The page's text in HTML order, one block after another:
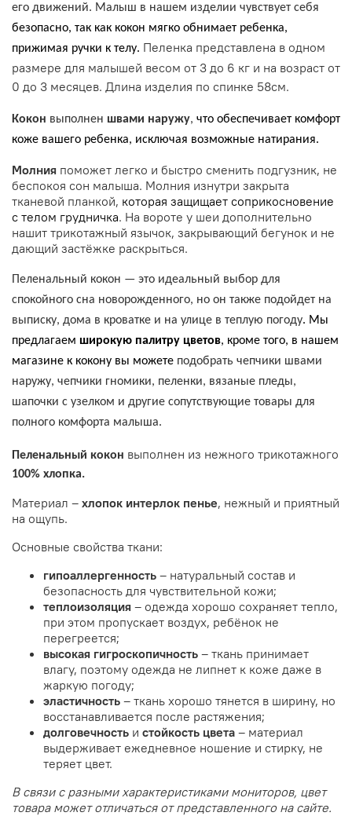
его движений. Малыш в нашем изделии чувствует себя
безопасно, так как кокон мягко обнимает ребенка,
прижимая ручки к телу. Пеленка представлена в одном
размере для малышей весом от 3 до 6 кг и на возраст от
0 до 3 месяцев. Длина изделия по спинке 58см.
Кокон выполнен швами наружу, что обеспечивает комфорт
коже вашего ребенка, исключая возможные натирания.
Молния поможет легко и быстро сменить подгузник, не
беспокоя сон малыша. Молния изнутри закрыта
тканевой планкой, которая защищает соприкосновение
с телом грудничка. На вороте у шеи дополнительно
нашит трикотажный язычок, закрывающий бегунок и не
дающий застёжке раскрыться.
Пеленальный кокон — это идеальный выбор для
спокойного сна новорожденного, но он также подойдет на
выписку, дома в кроватке и на улице в теплую погоду. Мы
предлагаем широкую палитру цветов, кроме того, в нашем
магазине к кокону вы можете подобрать чепчики швами
наружу, чепчики гномики, пеленки, вязаные пледы,
шапочки с узелком и другие сопутствующие товары для
полного комфорта малыша.
Пеленальный кокон выполнен из нежного трикотажного
100% хлопка.
Материал – хлопок интерлок пенье, нежный и приятный
на ощупь.
Основные свойства ткани:
гипоаллергенность – натуральный состав и
безопасность для чувствительной кожи;
теплоизоляция – одежда хорошо сохраняет тепло,
при этом пропускает воздух, ребёнок не
перегреется;
высокая гигроскопичность – ткань принимает
влагу, поэтому одежда не липнет к коже даже в
жаркую погоду;
эластичность – ткань хорошо тянется в ширину, но
восстанавливается после растяжения;
долговечность и стойкость цвета – материал
выдерживает ежедневное ношение и стирку, не
теряет цвет.
В связи с разными характеристиками мониторов, цвет
товара может отличаться от представленного на сайте.